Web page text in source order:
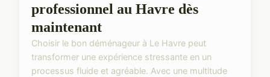
professionnel au Havre dès
maintenant
Choisir le bon déménageur à Le Havre peut
transformer une expérience stressante en un
processus fluide et agréable. Avec une multitude